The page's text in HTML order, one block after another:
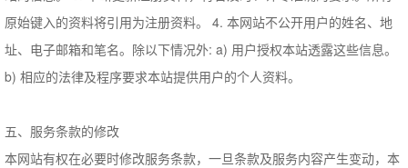
原始键入的资料将引用为注册资料。 4. 本网站不公开用户的姓名、地
址、电子邮箱和笔名。除以下情况外: a) 用户授权本站透露这些信息。
b) 相应的法律及程序要求本站提供用户的个人资料。
五、服务条款的修改
本网站有权在必要时修改服务条款，一旦条款及服务内容产生变动，本